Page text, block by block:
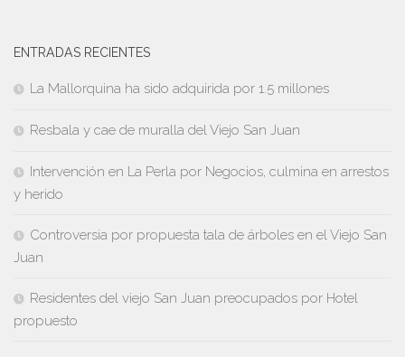
ENTRADAS RECIENTES
La Mallorquina ha sido adquirida por 1.5 millones
Resbala y cae de muralla del Viejo San Juan
Intervención en La Perla por Negocios, culmina en arrestos
y herido
Controversia por propuesta tala de árboles en el Viejo San
Juan
Residentes del viejo San Juan preocupados por Hotel
propuesto